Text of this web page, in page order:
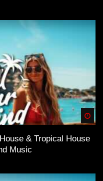
& Tropical House
Music